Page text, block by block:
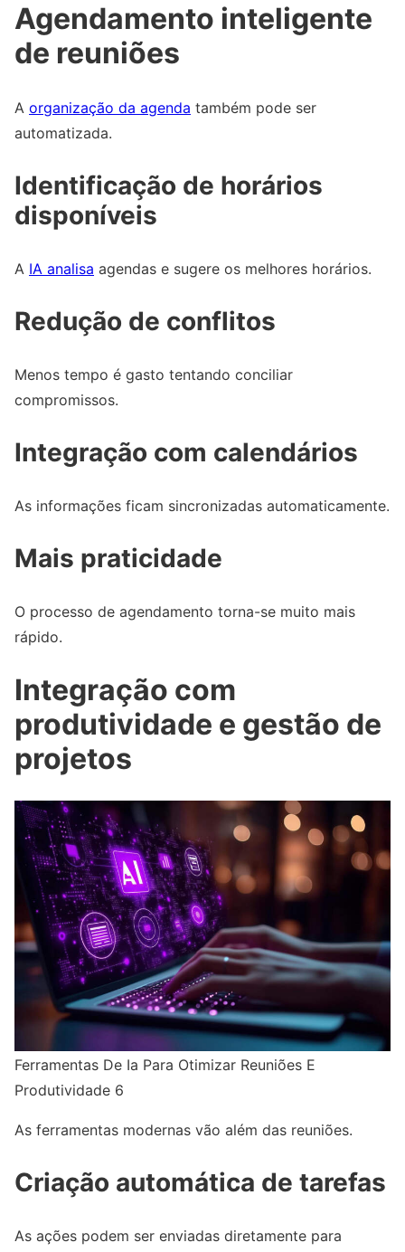
Agendamento inteligente
de reuniões
A organização da agenda também pode ser
automatizada.
Identificação de horários
disponíveis
A IA analisa agendas e sugere os melhores horários.
Redução de conflitos
Menos tempo é gasto tentando conciliar
compromissos.
Integração com calendários
As informações ficam sincronizadas automaticamente.
Mais praticidade
O processo de agendamento torna-se muito mais
rápido.
Integração com
produtividade e gestão de
projetos
Ferramentas De Ia Para Otimizar Reuniões E
Produtividade 6
As ferramentas modernas vão além das reuniões.
Criação automática de tarefas
As ações podem ser enviadas diretamente para